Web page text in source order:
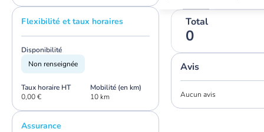
Flexibilité et taux horaires
Disponibilité
Non renseignée
Taux horaire HT
0,00 €
Mobilité (en km)
10 km
Assurance
Total
0
Avis
Aucun avis